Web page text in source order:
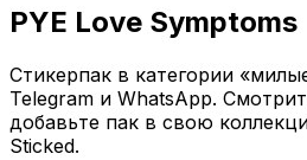
PYE Love Symptoms
Стикерпак в категории
Telegram и WhatsApp.
добавьте пак в свою
Sticked.